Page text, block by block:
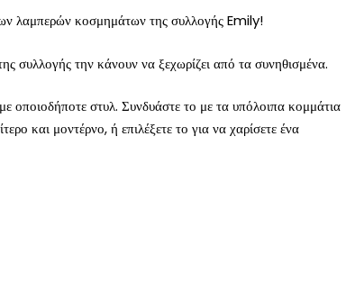
λαμπερών κοσμημάτων της συλλογής Emily!
συλλογής την κάνουν να ξεχωρίζει από τα συνηθισμένα.
οποιοδήποτε στυλ. Συνδυάστε το με τα υπόλοιπα κομμάτια
και μοντέρνο, ή επιλέξετε το για να χαρίσετε ένα